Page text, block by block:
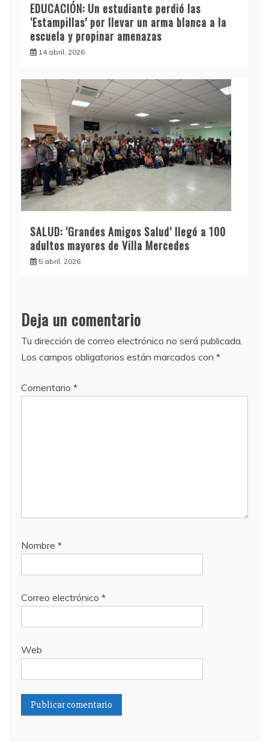
EDUCACIÓN: Un estudiante perdió las
‘Estampillas’ por llevar un arma blanca a la
escuela y propinar amenazas
14 abril, 2026
SALUD: ‘Grandes Amigos Salud’ llegó a 100
adultos mayores de Villa Mercedes
5 abril, 2026
Deja un comentario
Tu dirección de correo electrónico no será publicada.
Los campos obligatorios están marcados con *
Comentario *
Nombre *
Correo electrónico *
Web